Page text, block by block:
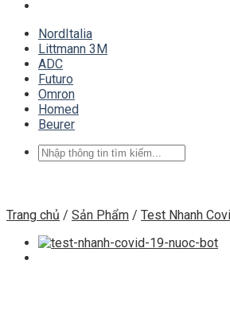
NordItalia
Littmann 3M
ADC
Futuro
Omron
Homed
Beurer
Tìm
kiếm:
Trang chủ / Sản Phẩm / Test Nhanh